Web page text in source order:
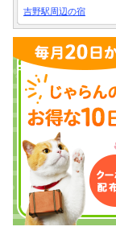
吉野駅周辺の宿